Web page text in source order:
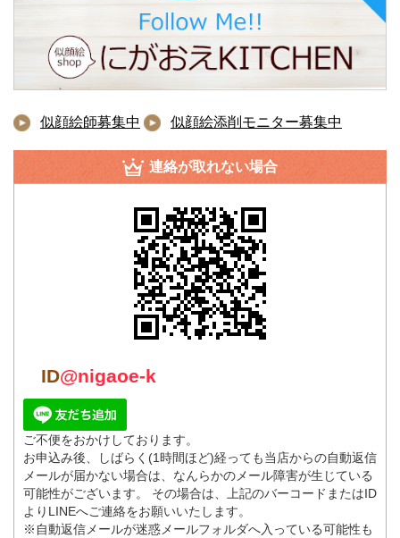
似顔絵師募集中 似顔絵添削モニター募集中
連絡が取れない場合
ID@nigaoe-k
ご不便をおかけしております。
お申込み後、しばらく(1時間ほど)経っても当店からの自動返信
メールが届かない場合は、なんらかのメール障害が生じている
可能性がございます。 その場合は、上記のバーコードまたはID
よりLINEへご連絡をお願いいたします。
※自動返信メールが迷惑メールフォルダへ入っている可能性も